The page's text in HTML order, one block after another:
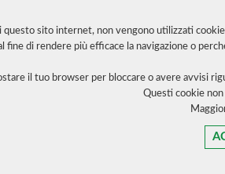
questo sito internet, non vengono utilizzati
fine di rendere più efficace la navigazione o
il tuo browser per bloccare o avere avvisi
Questi cookie